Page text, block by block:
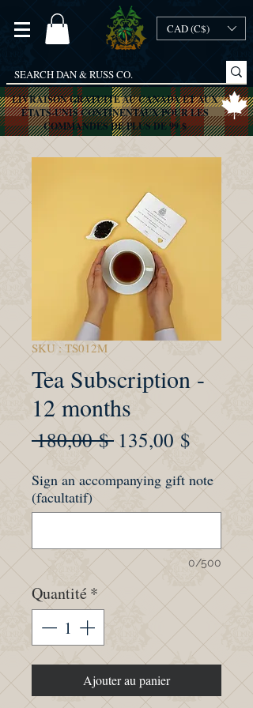
CAD (C$)
LIVRAISON GRATUITE AU CANADA ET AUX
ÉTATS-UNIS CONTINENTAUX POUR LES
COMMANDES DE PLUS DE 99 $
SKU : TS012M
Tea Subscription -
12 months
180,00 $ Prix
original
135,00 $Prix
Sign an accompanying gift note
(facultatif)
0/500
Quantité *
Ajouter au panier